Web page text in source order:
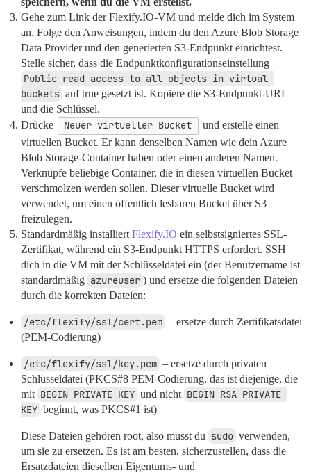
Gehe zum Link der Flexify.IO-VM und melde dich im System
an. Folge den Anweisungen, indem du den Azure Blob Storage
Data Provider und den generierten S3-Endpunkt einrichtest.
Stelle sicher, dass die Endpunktkonfigurationseinstellung
Public read access to all objects in virtual
buckets auf true gesetzt ist. Kopiere die S3-Endpunkt-URL
und die Schlüssel.
Drücke
Neuer virtueller Bucket
und erstelle einen
virtuellen Bucket. Er kann denselben Namen wie dein Azure
Blob Storage-Container haben oder einen anderen Namen.
Verknüpfe beliebige Container, die in diesen virtuellen Bucket
verschmolzen werden sollen. Dieser virtuelle Bucket wird
verwendet, um einen öffentlich lesbaren Bucket über S3
freizulegen.
Standardmäßig installiertFlexify.IO ein selbstsigniertes SSL-
Zertifikat, während ein S3-Endpunkt HTTPS erfordert. SSH
dich in die VM mit der Schlüsseldatei ein (der Benutzername ist
standardmäßig azureuser ) und ersetze die folgenden Dateien
durch die korrekten Dateien:
/etc/flexify/ssl/cert.pem – ersetze durch Zertifikatsdatei
(PEM-Codierung)
/etc/flexify/ssl/key.pem – ersetze durch privaten
Schlüsseldatei (PKCS#8 PEM-Codierung, das ist diejenige, die
mit BEGIN PRIVATE KEY und nicht BEGIN RSA PRIVATE
KEY beginnt, was PKCS#1 ist)
Diese Dateien gehören root, also musst du sudo verwenden,
um sie zu ersetzen. Es ist am besten, sicherzustellen, dass die
Ersatzdateien dieselben Eigentums- und